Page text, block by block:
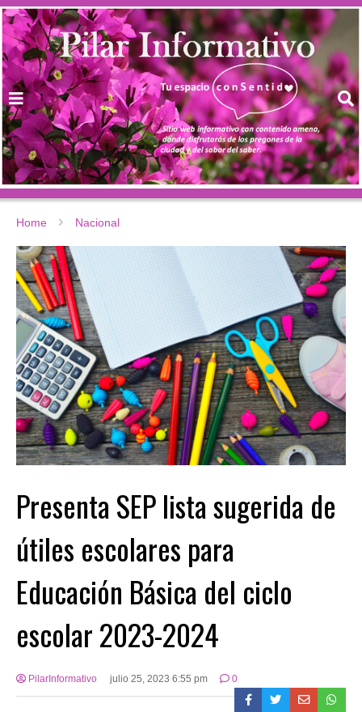
Home Nacional
Presenta SEP lista sugerida de
útiles escolares para
Educación Básica del ciclo
escolar 2023-2024
PilarInformativo julio 25, 2023 6:55 pm 0